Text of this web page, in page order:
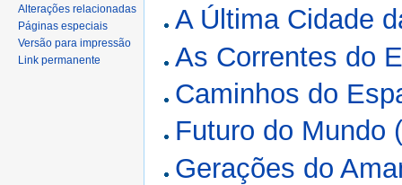
A Última Cidade
As Correntes do
Caminhos do
Futuro do Mundo
Gerações do
Alterações relacionadas
Páginas especiais
Versão para impressão
Link permanente